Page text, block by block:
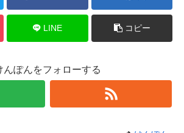
LINE コピー
んぽんをフォローする